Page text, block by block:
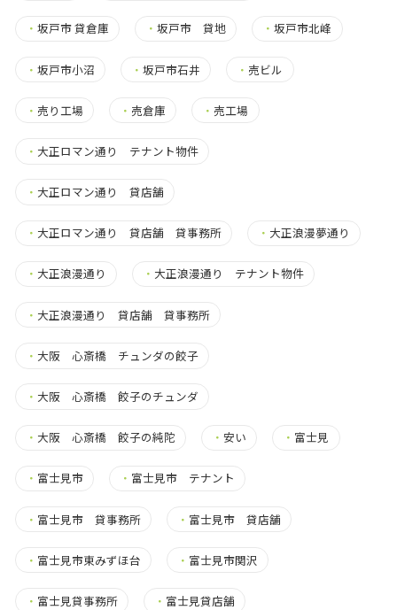
・ 坂戸市 貸倉庫 ・坂戸市 貸地 ・坂戸市北峰
・ 坂戸市小沼 ・坂戸市石井 ・ 売ビル
・ 売り工場 ・ 売倉庫 ・ 売工場
・ 大正ロマン通り テナント物件
・ 大正ロマン通り 貸店舗
・ 大正ロマン通り 貸店舗 貸事務所 ・ 大正浪漫夢通り
・ 大正浪漫通り ・ 大正浪漫通り テナント物件
・ 大正浪漫通り 貸店舗 貸事務所
・ 大阪 心斎橋 チュンダの餃子
・ 大阪 心斎橋 餃子のチュンダ
・ 大阪 心斎橋 餃子の純陀 ・安い ・ 富士見
・ 富士見市 ・ 富士見市 テナント
・ 富士見市 貸事務所 ・ 富士見市 貸店舗
・ 富士見市東みずほ台 ・ 富士見市関沢
・ 富士見貸事務所 ・ 富士見貸店舗